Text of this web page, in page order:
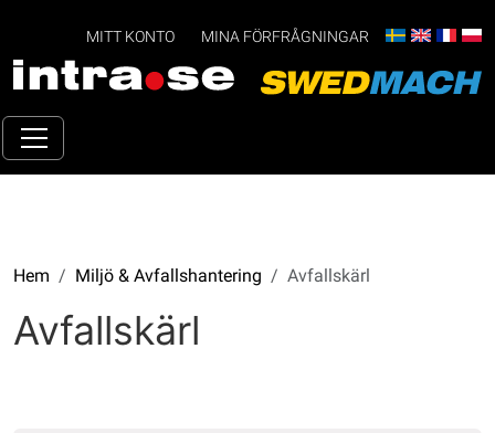
MITT KONTO MINA FÖRFRÅGNINGAR
Hem Miljö & Avfallshantering Avfallskärl
Avfallskärl